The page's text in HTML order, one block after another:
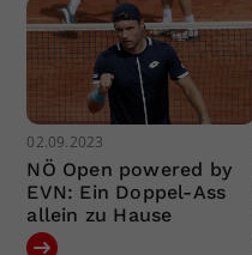
02.09.2023
NÖ Open powered by
EVN: Ein Doppel-Ass
allein zu Hause